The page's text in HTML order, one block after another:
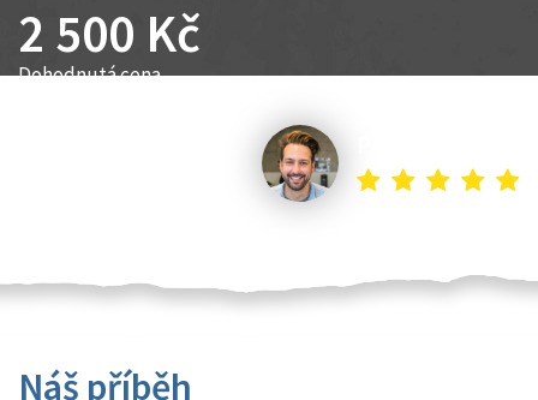
2 500 Kč
Dohodnutá cena
Náš příběh